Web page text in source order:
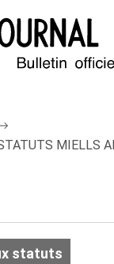
statuts